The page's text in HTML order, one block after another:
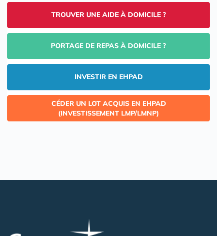
TROUVER UNE AIDE À DOMICILE ?
PORTAGE DE REPAS À DOMICILE ?
INVESTIR EN EHPAD
CÉDER UN LOT ACQUIS EN EHPAD
(INVESTISSEMENT LMP/LMNP)